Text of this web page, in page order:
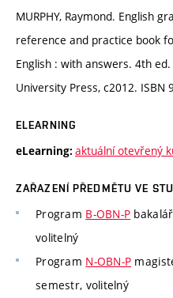
MURPHY, Raymond. English
reference and practice book
English : with answers. 4th
University Press, c2012. ISBN
ELEARNING
eLearning: aktuální otevřený
ZAŘAZENÍ PŘEDMĚTU VE
Program B-OBN-P
volitelný
Program N-OBN-P
semestr, volitelný